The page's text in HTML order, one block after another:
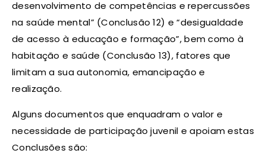
desenvolvimento de competências e repercussões
na saúde mental” (Conclusão 12) e “desigualdade
de acesso à educação e formação”, bem como à
habitação e saúde (Conclusão 13), fatores que
limitam a sua autonomia, emancipação e
realização.
Alguns documentos que enquadram o valor e
necessidade de participação juvenil e apoiam estas
Conclusões são: